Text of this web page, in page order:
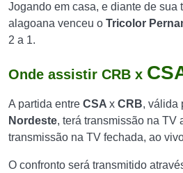
Jogando em casa, e diante de sua
alagoana venceu o Tricolor
2 a 1.
Onde assistir CRB x
A partida entre CSA x CRB, válida
Nordeste, terá transmissão na TV
transmissão na TV fechada, ao
O confronto será transmitido